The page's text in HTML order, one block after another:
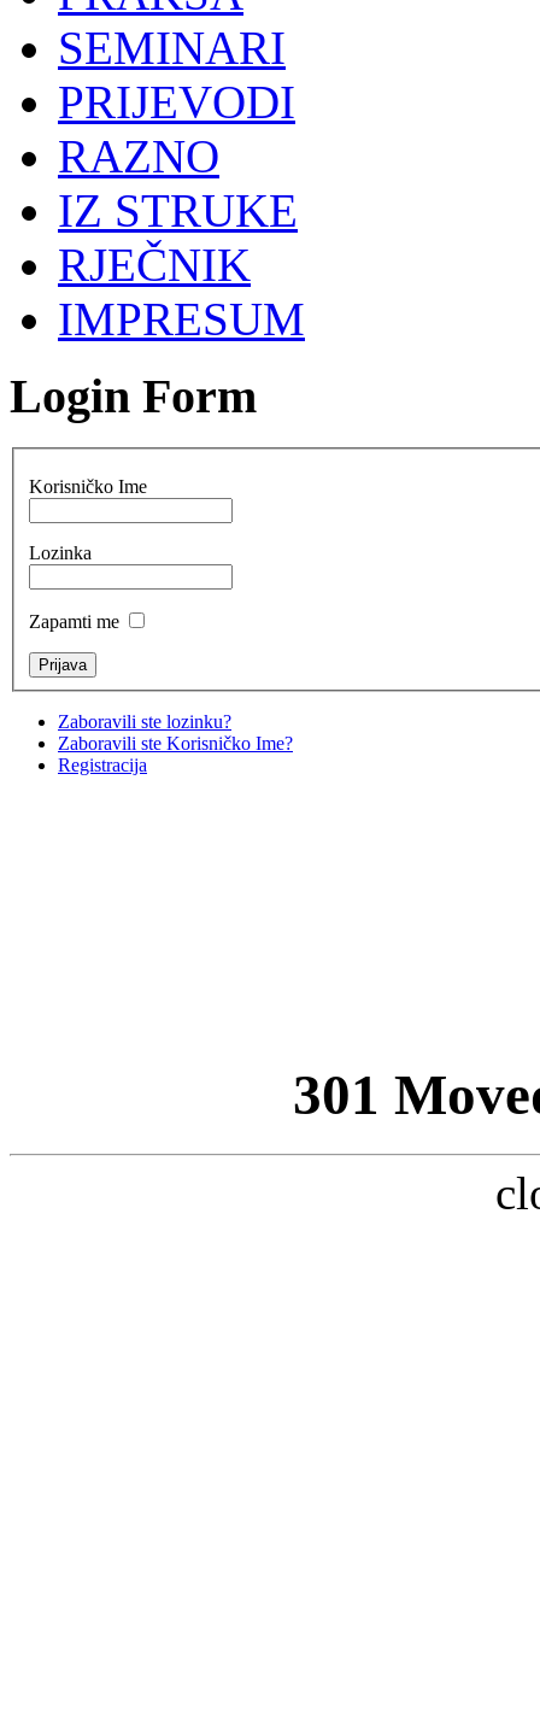
SEMINARI
PRIJEVODI
RAZNO
IZ STRUKE
RJEČNIK
IMPRESUM
Login Form
Korisničko Ime
Lozinka
Zapamti me
Zaboravili ste lozinku?
Zaboravili ste Korisničko Ime?
Registracija
301